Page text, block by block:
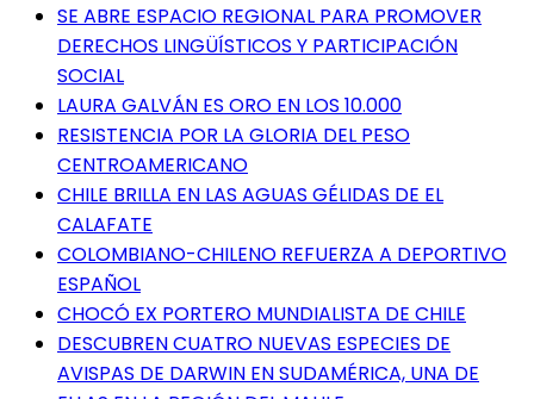
SE ABRE ESPACIO REGIONAL PARA PROMOVER
DERECHOS LINGÜÍSTICOS Y PARTICIPACIÓN
SOCIAL
LAURA GALVÁN ES ORO EN LOS 10.000
RESISTENCIA POR LA GLORIA DEL PESO
CENTROAMERICANO
CHILE BRILLA EN LAS AGUAS GÉLIDAS DE EL
CALAFATE
COLOMBIANO-CHILENO REFUERZA A DEPORTIVO
ESPAÑOL
CHOCÓ EX PORTERO MUNDIALISTA DE CHILE
DESCUBREN CUATRO NUEVAS ESPECIES DE
AVISPAS DE DARWIN EN SUDAMÉRICA, UNA DE